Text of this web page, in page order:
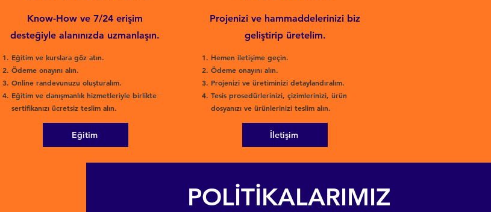
Know-How ve 7/24 erişim
desteğiyle alanınızda uzmanlaşın.
Eğitim ve kurslara göz atın.
Ödeme onayını alın.
Online randevunuzu oluşturalım.
Eğitim ve danışmanlık hizmetleriyle birlikte
sertifikanızı ücretsiz teslim alın.
Eğitim
Hemen iletişime geçin.
Ödeme onayını alın.
Projenizi ve üretiminizi detaylandıralım.
Tesis prosedürlerinizi, çizimlerinizi, ürün
dosyanızı ve ürünlerinizi teslim alın.
Projenizi ve hammaddelerinizi biz
geliştirip üretelim.
İletişim
POLİTİKALARIMIZ